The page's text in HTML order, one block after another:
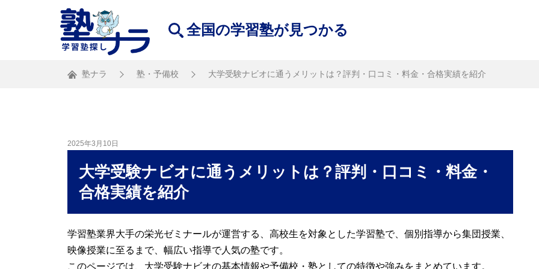
全国の学習塾が見つかる
塾ナラ 塾・予備校 大学受験ナビオに通うメリットは？評判・口コミ・料金・合格実績を紹介
2025年3月10日
大学受験ナビオに通うメリットは？評判・口コミ・料金・
合格実績を紹介
学習塾業界大手の栄光ゼミナールが運営する、高校生を対象とした学習塾で、個別指導から集団授業、
映像授業に至るまで、幅広い指導で人気の塾です。
このページでは、大学受験ナビオの基本情報や予備校・塾としての特徴や強みをまとめています。